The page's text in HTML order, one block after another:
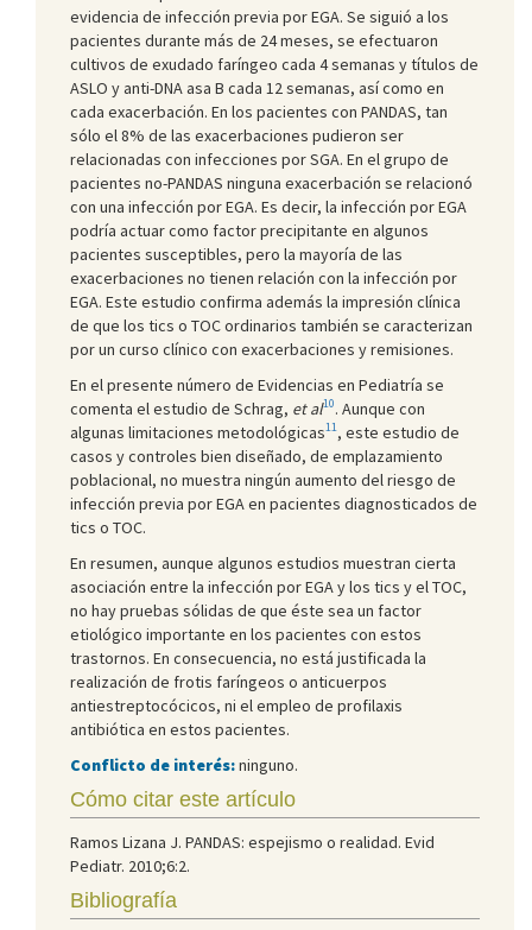
evidencia de infección previa por EGA. Se siguió a los
pacientes durante más de 24 meses, se efectuaron
cultivos de exudado faríngeo cada 4 semanas y títulos de
ASLO y anti-DNA asa B cada 12 semanas, así como en
cada exacerbación. En los pacientes con PANDAS, tan
sólo el 8% de las exacerbaciones pudieron ser
relacionadas con infecciones por SGA. En el grupo de
pacientes no-PANDAS ninguna exacerbación se relacionó
con una infección por EGA. Es decir, la infección por EGA
podría actuar como factor precipitante en algunos
pacientes susceptibles, pero la mayoría de las
exacerbaciones no tienen relación con la infección por
EGA. Este estudio confirma además la impresión clínica
de que los tics o TOC ordinarios también se caracterizan
por un curso clínico con exacerbaciones y remisiones.
En el presente número de Evidencias en Pediatría se
comenta el estudio de Schrag, et al10. Aunque con
algunas limitaciones metodológicas11, este estudio de
casos y controles bien diseñado, de emplazamiento
poblacional, no muestra ningún aumento del riesgo de
infección previa por EGA en pacientes diagnosticados de
tics o TOC.
En resumen, aunque algunos estudios muestran cierta
asociación entre la infección por EGA y los tics y el TOC,
no hay pruebas sólidas de que éste sea un factor
etiológico importante en los pacientes con estos
trastornos. En consecuencia, no está justificada la
realización de frotis faríngeos o anticuerpos
antiestreptocócicos, ni el empleo de profilaxis
antibiótica en estos pacientes.
Conflicto de interés:ninguno.
Cómo citar este artículo
Ramos Lizana J. PANDAS: espejismo o realidad. Evid
Pediatr. 2010;6:2.
Bibliografía